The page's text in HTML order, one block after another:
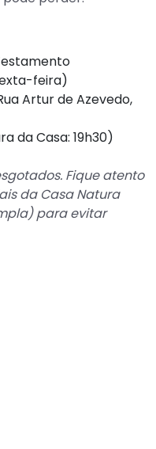
feira)
Artur de Azevedo,
da Casa: 19h30)
Fique atento
da Casa Natura
para evitar